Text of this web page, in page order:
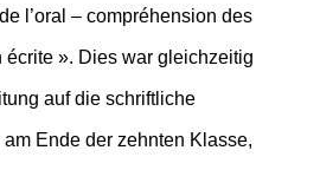
l’oral – compréhension des
écrite ». Dies war gleichzeitig
auf die schriftliche
Ende der zehnten Klasse,